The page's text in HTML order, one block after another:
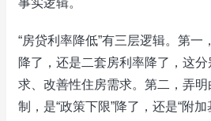
事实逻辑。
“房贷利率降低”有三层逻辑。第一
降了，还是二套房利率降了，这
求、改善性住房需求。第二，弄
制，是“政策下限”降了，还是“附